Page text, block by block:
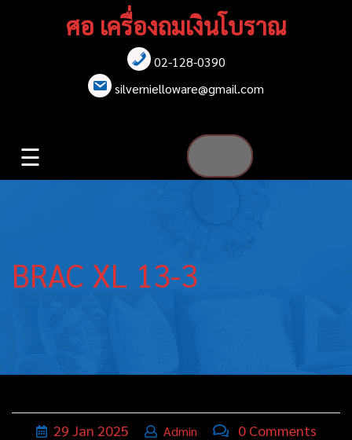
ศอ เครื่องถมเงินโบราณ
02-128-0390
silvernielloware@gmail.com
สร้อยข้อมือ
เข็มขัด
ฐานเสียบ
☰
BRAC XL 13-3
29 Jan 2025 Admin 0 Comments